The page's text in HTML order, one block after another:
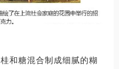
和糖混合制成细腻的糊